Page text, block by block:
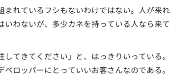
まれているフシもないわけではない。人が来
いわないが、多少カネを持っている人なら来
してきてください」と、はっきりいっている
ベロッパーにとっていいお客さんなのである